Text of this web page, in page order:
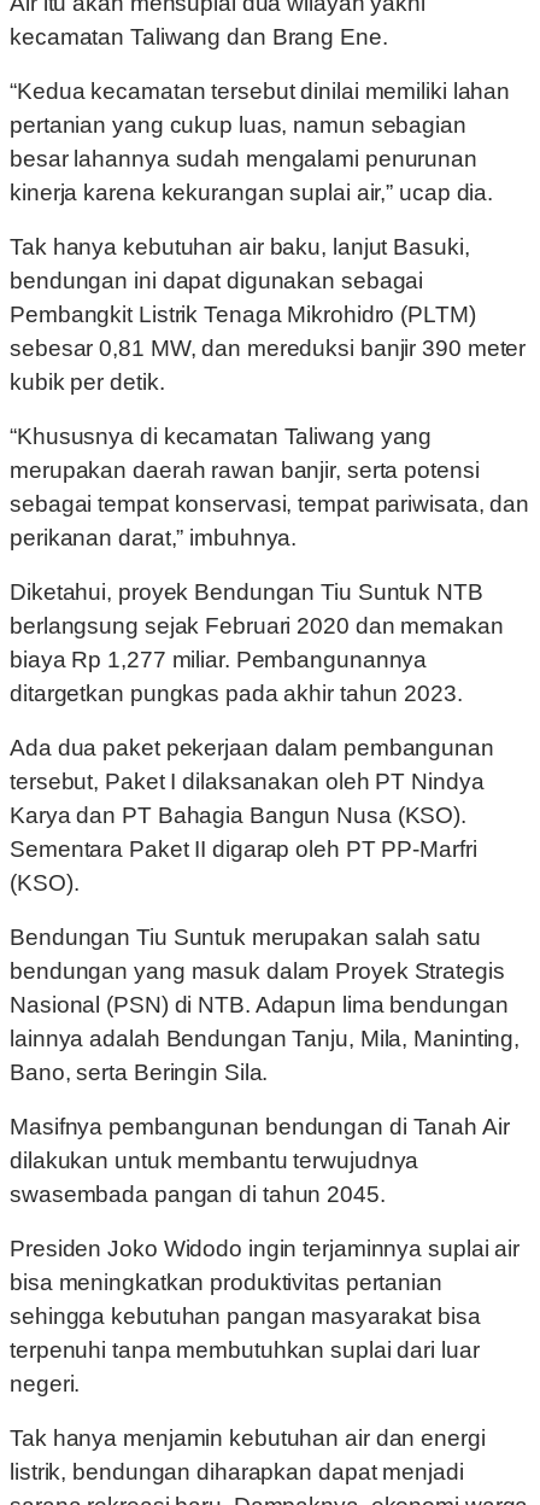
kecamatan Taliwang dan Brang Ene.
“Kedua kecamatan tersebut dinilai memiliki lahan
pertanian yang cukup luas, namun sebagian
besar lahannya sudah mengalami penurunan
kinerja karena kekurangan suplai air,” ucap dia.
Tak hanya kebutuhan air baku, lanjut Basuki,
bendungan ini dapat digunakan sebagai
Pembangkit Listrik Tenaga Mikrohidro (PLTM)
sebesar 0,81 MW, dan mereduksi banjir 390 meter
kubik per detik.
“Khususnya di kecamatan Taliwang yang
merupakan daerah rawan banjir, serta potensi
sebagai tempat konservasi, tempat pariwisata, dan
perikanan darat,” imbuhnya.
Diketahui, proyek Bendungan Tiu Suntuk NTB
berlangsung sejak Februari 2020 dan memakan
biaya Rp 1,277 miliar. Pembangunannya
ditargetkan pungkas pada akhir tahun 2023.
Ada dua paket pekerjaan dalam pembangunan
tersebut, Paket I dilaksanakan oleh PT Nindya
Karya dan PT Bahagia Bangun Nusa (KSO).
Sementara Paket II digarap oleh PT PP-Marfri
(KSO).
Bendungan Tiu Suntuk merupakan salah satu
bendungan yang masuk dalam Proyek Strategis
Nasional (PSN) di NTB. Adapun lima bendungan
lainnya adalah Bendungan Tanju, Mila, Maninting,
Bano, serta Beringin Sila.
Masifnya pembangunan bendungan di Tanah Air
dilakukan untuk membantu terwujudnya
swasembada pangan di tahun 2045.
Presiden Joko Widodo ingin terjaminnya suplai air
bisa meningkatkan produktivitas pertanian
sehingga kebutuhan pangan masyarakat bisa
terpenuhi tanpa membutuhkan suplai dari luar
negeri.
Tak hanya menjamin kebutuhan air dan energi
listrik, bendungan diharapkan dapat menjadi